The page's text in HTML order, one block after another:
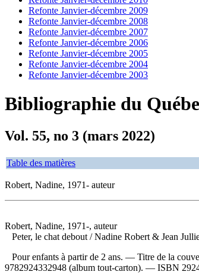
Refonte Janvier-décembre 2009
Refonte Janvier-décembre 2008
Refonte Janvier-décembre 2007
Refonte Janvier-décembre 2006
Refonte Janvier-décembre 2005
Refonte Janvier-décembre 2004
Refonte Janvier-décembre 2003
Bibliographie du
Vol. 55, no 3 (mars 2022)
Table des matières
Robert, Nadine, 1971- auteur
Robert, Nadine, 1971-, auteur
Peter, le chat debout / Nadine Robert & Jean
Pour enfants à partir de 2 ans. — Titre de la
9782924332948 (album tout-carton). — ISBN